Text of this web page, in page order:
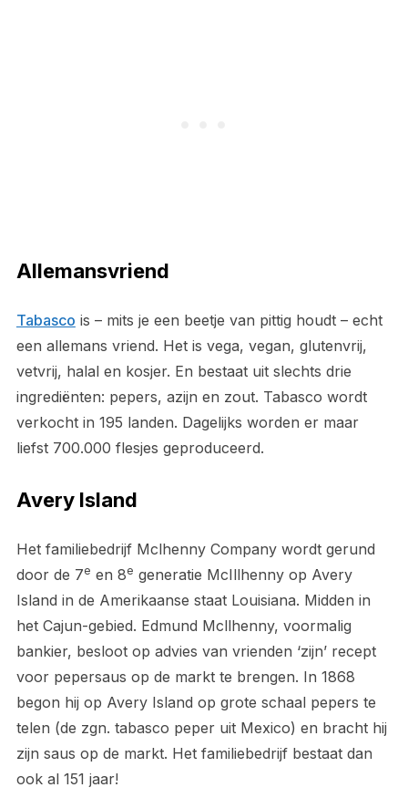
Allemansvriend
Tabasco is – mits je een beetje van pittig houdt – echt
een allemans vriend. Het is vega, vegan, glutenvrij,
vetvrij, halal en kosjer. En bestaat uit slechts drie
ingrediënten: pepers, azijn en zout. Tabasco wordt
verkocht in 195 landen. Dagelijks worden er maar
liefst 700.000 flesjes geproduceerd.
Avery Island
Het familiebedrijf Mclhenny Company wordt gerund
door de 7e en 8e generatie McIllhenny op Avery
Island in de Amerikaanse staat Louisiana. Midden in
het Cajun-gebied. Edmund Mcllhenny, voormalig
bankier, besloot op advies van vrienden ‘zijn’ recept
voor pepersaus op de markt te brengen. In 1868
begon hij op Avery Island op grote schaal pepers te
telen (de zgn. tabasco peper uit Mexico) en bracht hij
zijn saus op de markt. Het familiebedrijf bestaat dan
ook al 151 jaar!